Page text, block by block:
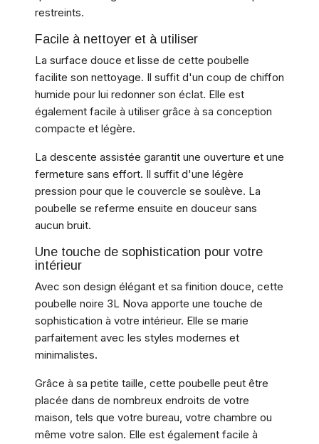
restreints.
Facile à nettoyer et à utiliser
La surface douce et lisse de cette poubelle
facilite son nettoyage. Il suffit d'un coup de chiffon
humide pour lui redonner son éclat. Elle est
également facile à utiliser grâce à sa conception
compacte et légère.
La descente assistée garantit une ouverture et une
fermeture sans effort. Il suffit d'une légère
pression pour que le couvercle se soulève. La
poubelle se referme ensuite en douceur sans
aucun bruit.
Une touche de sophistication pour votre
intérieur
Avec son design élégant et sa finition douce, cette
poubelle noire 3L Nova apporte une touche de
sophistication à votre intérieur. Elle se marie
parfaitement avec les styles modernes et
minimalistes.
Grâce à sa petite taille, cette poubelle peut être
placée dans de nombreux endroits de votre
maison, tels que votre bureau, votre chambre ou
même votre salon. Elle est également facile à